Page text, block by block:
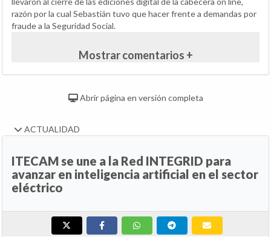
razón por la cual Sebastián tuvo que hacer frente a demandas por
fraude a la Seguridad Social.
Mostrar comentarios +
Abrir página en versión completa
ACTUALIDAD
ITECAM se une a la Red INTEGRID para
avanzar en inteligencia artificial en el sector
eléctrico